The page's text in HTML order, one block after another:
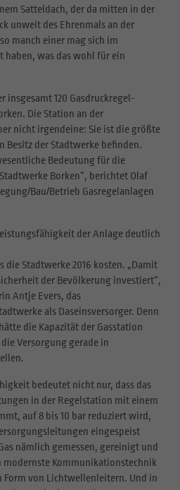
Satteldach, der da mitten in der
unweit des Ehrenmals an der
manch einer mag sich im
was das wohl für ein
insgesamt 120 Gasdruckregel-
Die Station an der
nicht irgendeine: Sie ist die größte
Besitz der Stadtwerke befinden.
Bedeutung für die
Borken“, berichtet Olaf
Bau/Betrieb Gasregelanlagen
der Anlage deutlich
die Stadtwerke 2016 kosten. „Damit
der Bevölkerung investiert“,
Antje Evers, das
als Daseinsversorger. Denn
die Kapazität der Gasstation
Versorgung gerade in
bedeutet nicht nur, dass das
in der Regelstation mit einem
auf 8 bis 10 bar reduziert wird,
eingespeist
nämlich gemessen, gereinigt und
modernste Kommunikationstechnik
Form von Lichtwellenleitern. Und in